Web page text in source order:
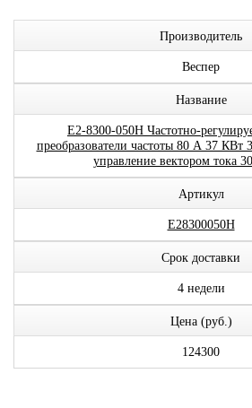
Производитель
Веспер
Название
E2-8300-050H Частотно-
преобразователи частоты 80 А 37
управление вектором тока
Артикул
E28300050H
Срок доставки
4 недели
Цена (руб.)
124300